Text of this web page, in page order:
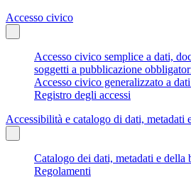
Accesso civico
Accesso civico semplice a dati,
soggetti a pubblicazione
Accesso civico generalizzato a
Registro degli accessi
Accessibilità e catalogo di dati, metadati
Catalogo dei dati, metadati e della
Regolamenti